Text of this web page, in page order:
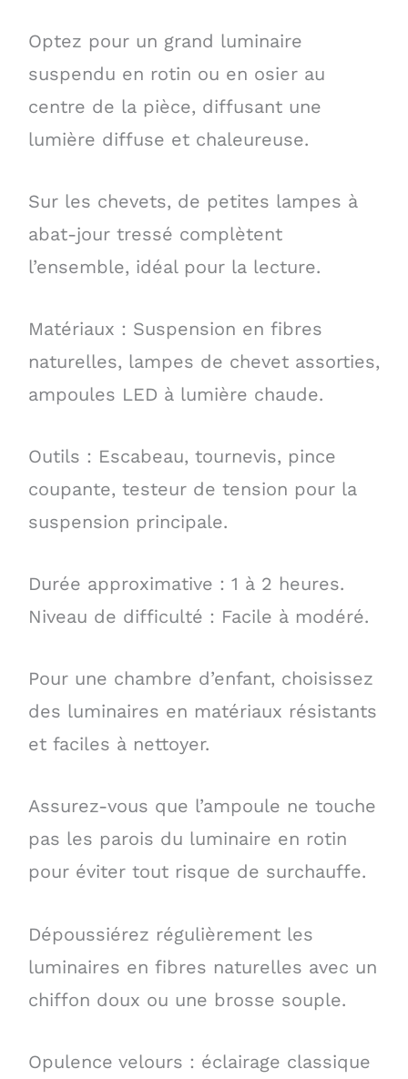
Optez pour un grand luminaire
suspendu en rotin ou en osier au
centre de la pièce, diffusant une
lumière diffuse et chaleureuse.
Sur les chevets, de petites lampes à
abat-jour tressé complètent
l’ensemble, idéal pour la lecture.
Matériaux : Suspension en fibres
naturelles, lampes de chevet assorties,
ampoules LED à lumière chaude.
Outils : Escabeau, tournevis, pince
coupante, testeur de tension pour la
suspension principale.
Durée approximative : 1 à 2 heures.
Niveau de difficulté : Facile à modéré.
Pour une chambre d’enfant, choisissez
des luminaires en matériaux résistants
et faciles à nettoyer.
Assurez-vous que l’ampoule ne touche
pas les parois du luminaire en rotin
pour éviter tout risque de surchauffe.
Dépoussiérez régulièrement les
luminaires en fibres naturelles avec un
chiffon doux ou une brosse souple.
Opulence velours : éclairage classique